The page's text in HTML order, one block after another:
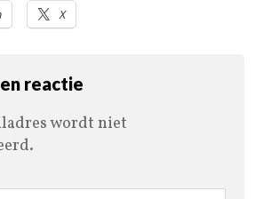
X
reactie
wordt niet